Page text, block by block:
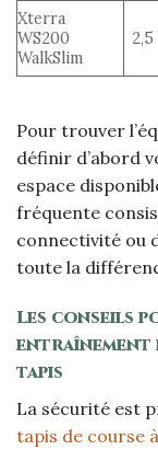
Xterra
WS200
WalkSlim
2,5
Pour trouver
définir d’abord
espace
fréquente
connectivité ou
toute la
Les conseils
tapis
La sécurité est
tapis de course